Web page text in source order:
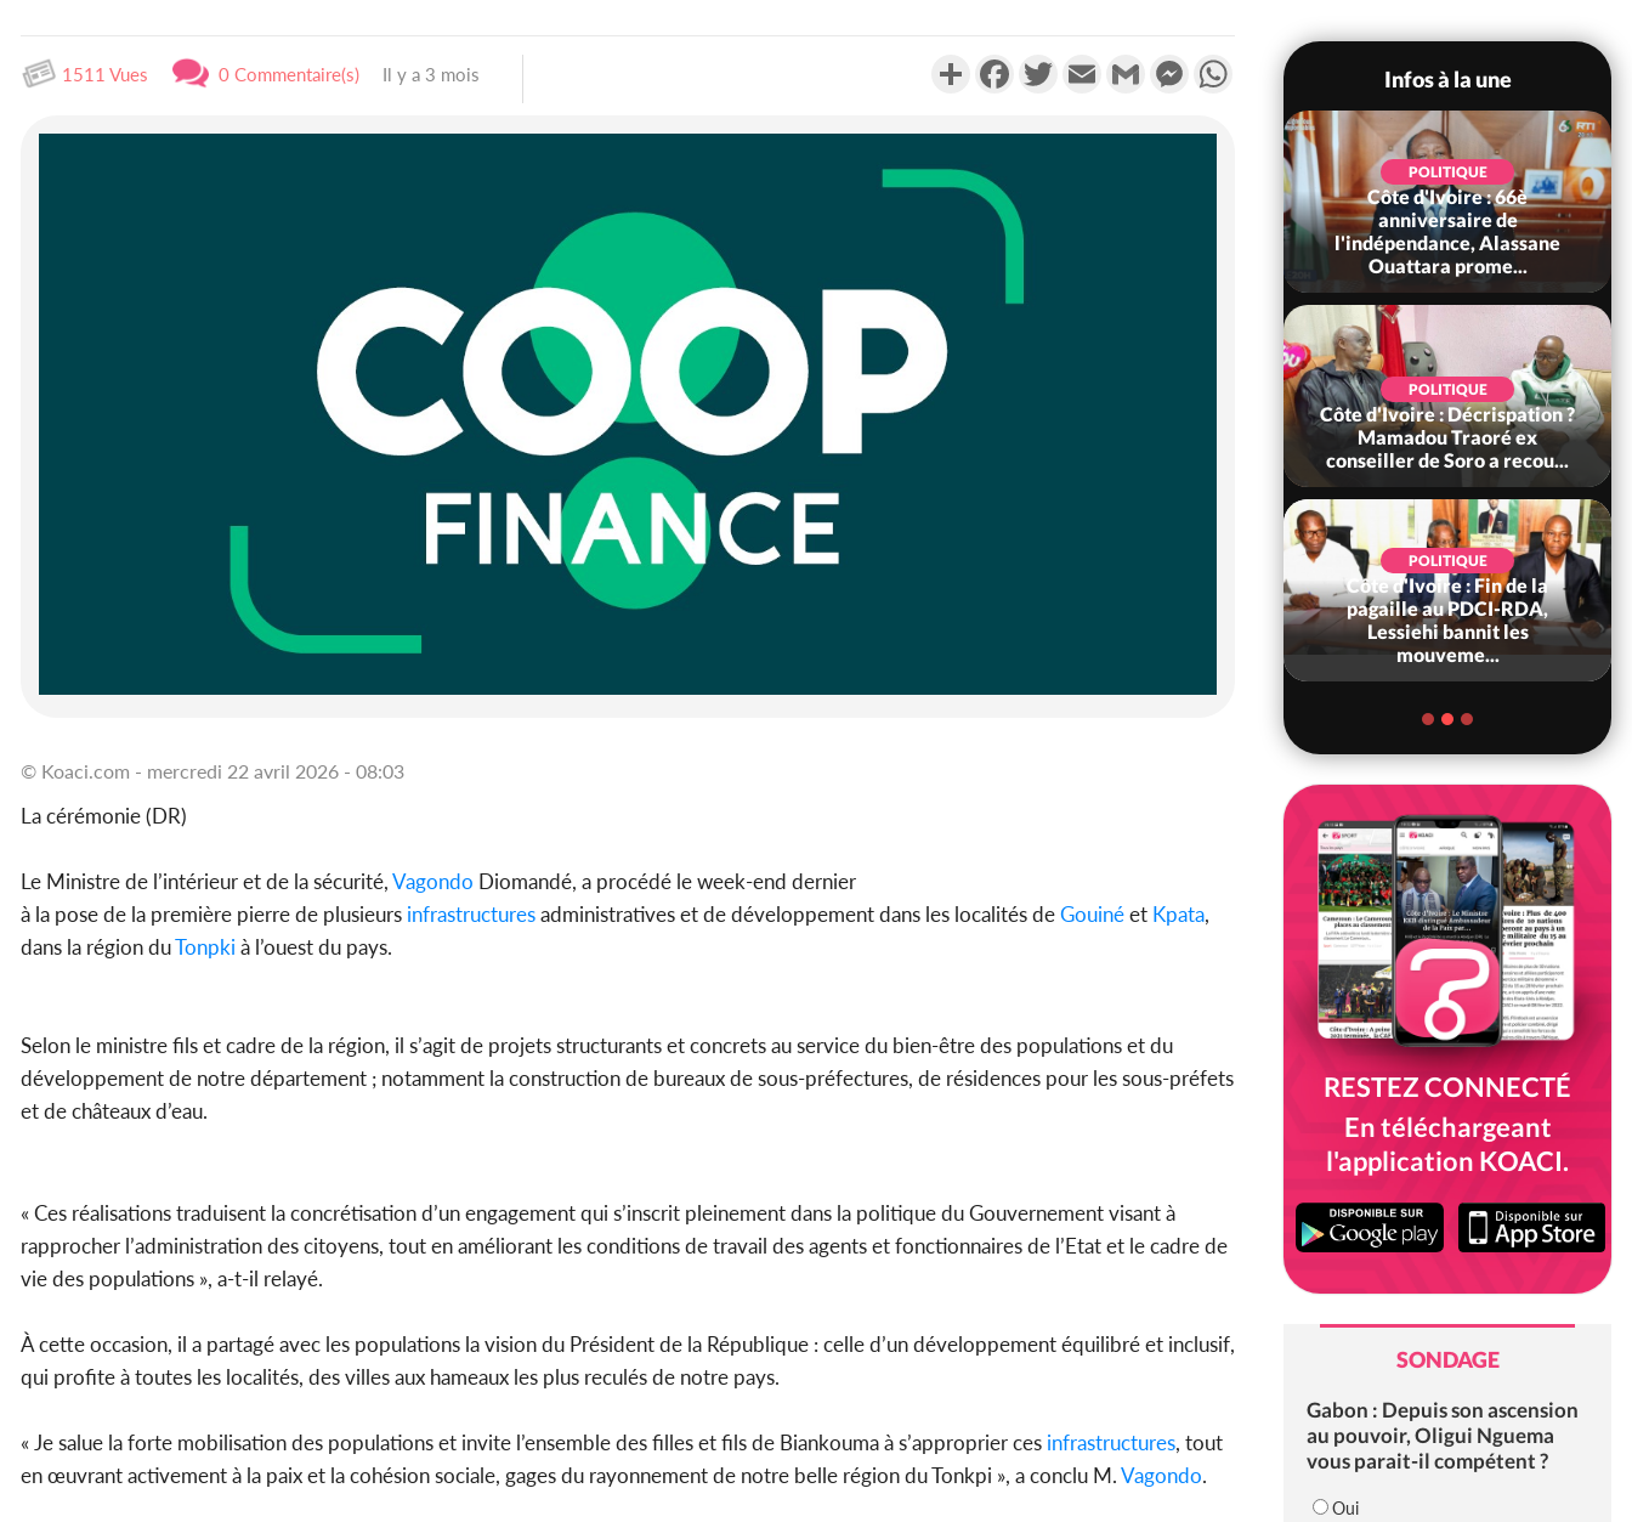
1511 Vues 0 Commentaire(s) Il y a 3 mois PartagerFacebookTwitterEmail Gmail MessengerWhatsApp
© Koaci.com - mercredi 22 avril 2026 - 08:03
La cérémonie (DR)
Le Ministre de l’intérieur et de la sécurité,Vagondo Diomandé, a procédé le week-end dernier
à la pose de la première pierre de plusieurs infrastructuresadministratives et de développement dans les localités deGouinéet Kpata,
dans la région duTonpki à l’ouest du pays.
Selon le ministre fils et cadre de la région, il s’agit de projets structurants et concrets au service du bien-être des populations et du
développement de notre département ; notamment la construction de bureaux de sous-préfectures, de résidences pour les sous-préfets
et de châteaux d’eau.
« Ces réalisations traduisent la concrétisation d’un engagement qui s’inscrit pleinement dans la politique du Gouvernement visant à
rapprocher l’administration des citoyens, tout en améliorant les conditions de travail des agents et fonctionnaires de l’Etat et le cadre de
vie des populations », a-t-il relayé.
À cette occasion, il a partagé avec les populations la vision du Président de la République : celle d’un développement équilibré et inclusif,
qui profite à toutes les localités, des villes aux hameaux les plus reculés de notre pays.
« Je salue la forte mobilisation des populations et invite l’ensemble des filles et fils de Biankouma à s’approprier ces infrastructures, tout
en œuvrant activement à la paix et la cohésion sociale, gages du rayonnement de notre belle région du Tonkpi », a conclu M.Vagondo.
Infos à la une
d'absence de Biya, Hiram
Iyodi appelle le conseil
POLITIQUE
Côte d'Ivoire : 66è
anniversaire de
l'indépendance, Alassane
Ouattara prome...
POLITIQUE
Côte d'Ivoire : Décrispation ?
Mamadou Traoré ex
conseiller de Soro a recou...
POLITIQUE
Côte d'Ivoire : Fin de la
pagaille au PDCI-RDA,
Lessiehi bannit les
mouveme...
RESTEZ CONNECTÉ
En téléchargeant
l'application KOACI.
SONDAGE
Gabon : Depuis son ascension
au pouvoir, Oligui Nguema
vous parait-il compétent ?
Oui